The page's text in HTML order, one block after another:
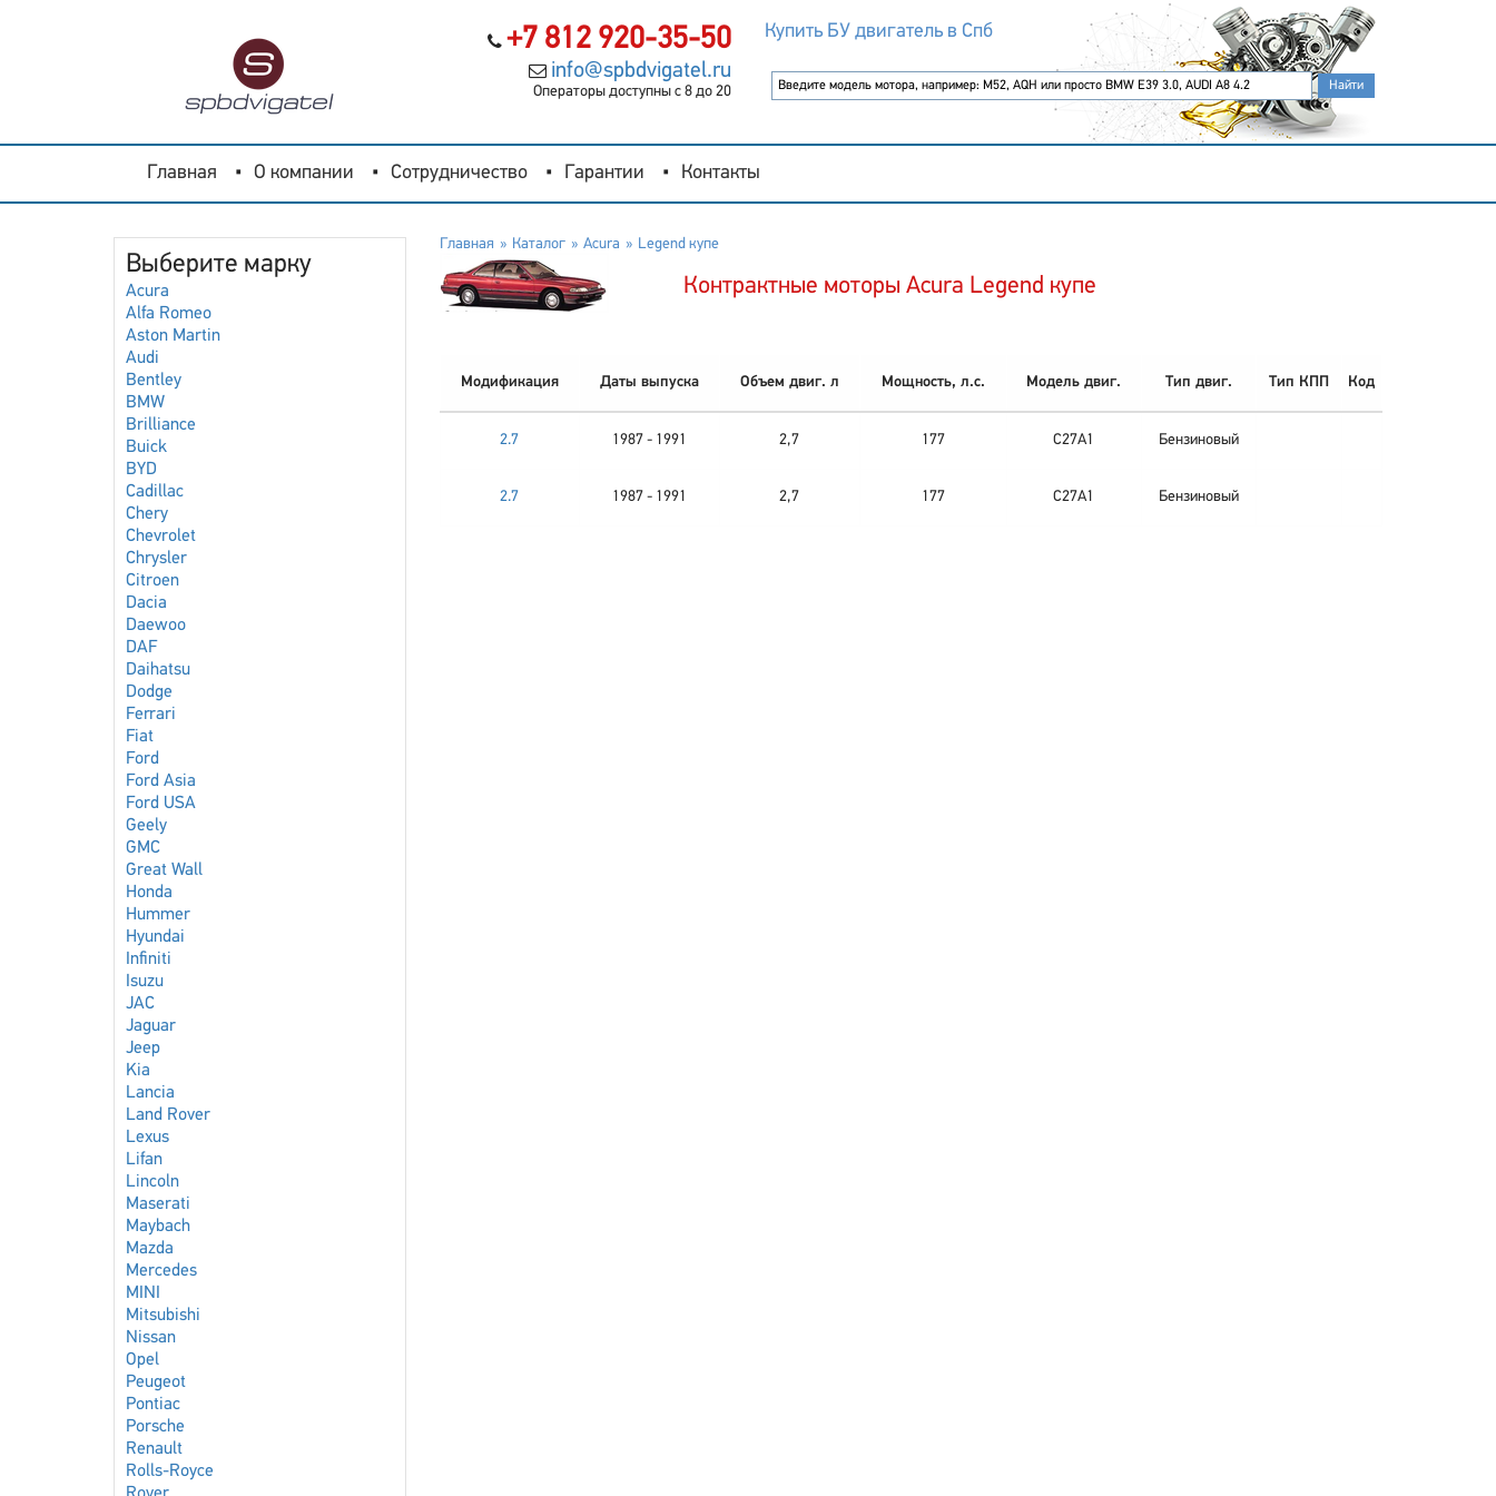
+7 812 920-35-50
info@spbdvigatel.ru
Операторы доступны с 8 до 20
Купить БУ двигатель в Спб
Главная О компании Сотрудничество Гарантии Контакты
Выберите марку
Acura
Alfa Romeo
Aston Martin
Audi
Bentley
BMW
Brilliance
Buick
BYD
Cadillac
Chery
Chevrolet
Chrysler
Citroen
Dacia
Daewoo
DAF
Daihatsu
Dodge
Ferrari
Fiat
Ford
Ford Asia
Ford USA
Geely
GMC
Great Wall
Honda
Hummer
Hyundai
Infiniti
Isuzu
JAC
Jaguar
Jeep
Kia
Lancia
Land Rover
Lexus
Lifan
Lincoln
Maserati
Maybach
Mazda
Mercedes
MINI
Mitsubishi
Nissan
Opel
Peugeot
Pontiac
Porsche
Renault
Rolls-Royce
Главная Каталог Acura Legend купе
Контрактные моторы Acura Legend купе
Модификация Даты выпуска Объем двиг. л Мощность, л.с. Модель двиг. Тип двиг. Тип КПП Код
2.7 1987 - 1991 2,7 177 C27A1 Бензиновый
2.7 1987 - 1991 2,7 177 C27A1 Бензиновый